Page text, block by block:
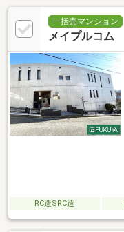
一括売マンション
メイプルコム
RC造SRC造